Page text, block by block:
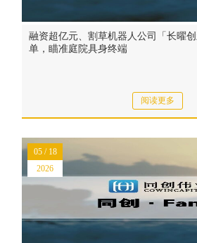
融资超亿元、割草机器人公司「长曜
单，瞄准庭院具身终端
阅读更多
05 / 18
2026